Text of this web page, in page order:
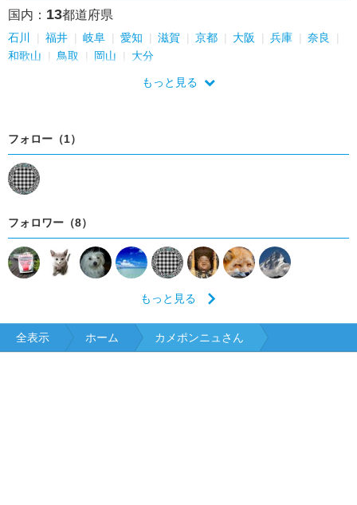
国内： 13都道府県
石川 福井 岐阜 愛知 滋賀 京都 大阪 兵庫
奈良
和歌山
鳥取 岡山 大分
もっと見る
フォロー（1）
フォロワー（8）
もっと見る
全表示 ホーム カメポンニュさん